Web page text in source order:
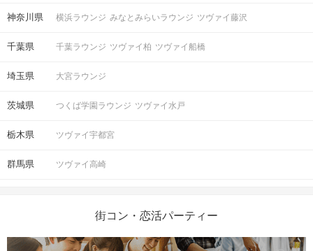
神奈川県 横浜ラウンジ みなとみらいラウンジ ツヴァイ藤沢
千葉県 千葉ラウンジ ツヴァイ柏 ツヴァイ船橋
埼玉県 大宮ラウンジ
茨城県 つくば学園ラウンジ ツヴァイ水戸
栃木県 ツヴァイ宇都宮
群馬県 ツヴァイ高崎
街コン・恋活パーティー